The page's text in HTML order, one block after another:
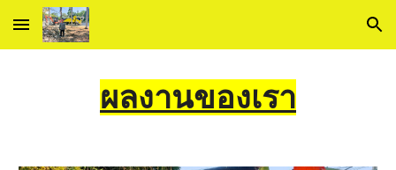
Skip to main content Skip to navigation
ผลงานของเรา